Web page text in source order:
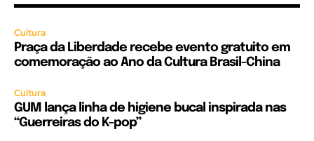
Cultura
Praça da Liberdade recebe evento gratuito em
comemoração ao Ano da Cultura Brasil-China
Cultura
GUM lança linha de higiene bucal inspirada nas
“Guerreiras do K-pop”